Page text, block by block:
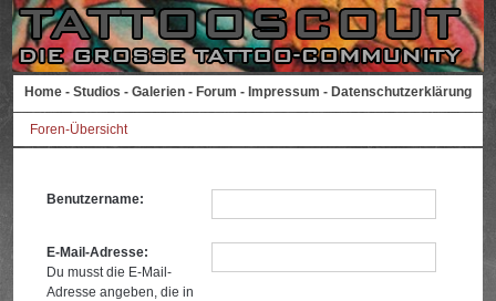
Home - Studios - Galerien - Forum - Impressum - Datenschutzerklärung
Foren-Übersicht
Benutzername:
E-Mail-Adresse:
Du musst die E-Mail-
Adresse angeben, die in